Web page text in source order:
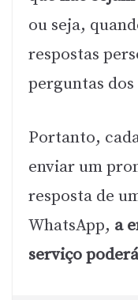
ou seja,
respostas
perguntas
Portanto,
enviar um
resposta de
WhatsApp, a
serviço